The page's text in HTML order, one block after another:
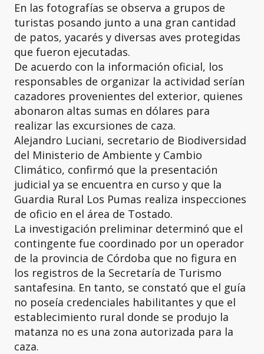
En las fotografías se observa a grupos de
turistas posando junto a una gran cantidad
de patos, yacarés y diversas aves protegidas
que fueron ejecutadas.
De acuerdo con la información oficial, los
responsables de organizar la actividad serían
cazadores provenientes del exterior, quienes
abonaron altas sumas en dólares para
realizar las excursiones de caza.
Alejandro Luciani, secretario de Biodiversidad
del Ministerio de Ambiente y Cambio
Climático, confirmó que la presentación
judicial ya se encuentra en curso y que la
Guardia Rural Los Pumas realiza inspecciones
de oficio en el área de Tostado.
La investigación preliminar determinó que el
contingente fue coordinado por un operador
de la provincia de Córdoba que no figura en
los registros de la Secretaría de Turismo
santafesina. En tanto, se constató que el guía
no poseía credenciales habilitantes y que el
establecimiento rural donde se produjo la
matanza no es una zona autorizada para la
caza.